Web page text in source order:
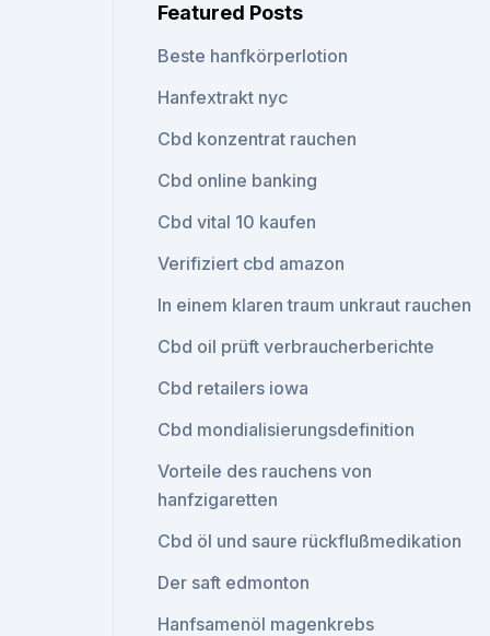
Featured Posts
Beste hanfkörperlotion
Hanfextrakt nyc
Cbd konzentrat rauchen
Cbd online banking
Cbd vital 10 kaufen
Verifiziert cbd amazon
In einem klaren traum unkraut rauchen
Cbd oil prüft verbraucherberichte
Cbd retailers iowa
Cbd mondialisierungsdefinition
Vorteile des rauchens von
hanfzigaretten
Cbd öl und saure rückflußmedikation
Der saft edmonton
Hanfsamenöl magenkrebs